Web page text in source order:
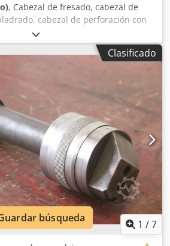
, Cabezal de fresado, cabezal de
cabezal de perforación con
cabezal de taladrado con
-Conexión: SK50 -Diámetro
95 mm -Diámetro máximo de
Maletín -Dimensiones: 400/170/A140
A Ncqj Algowa
Clasificado
1 /7
búsqueda